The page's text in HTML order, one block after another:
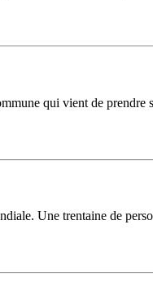
qui vient de prendre
Une trentaine de